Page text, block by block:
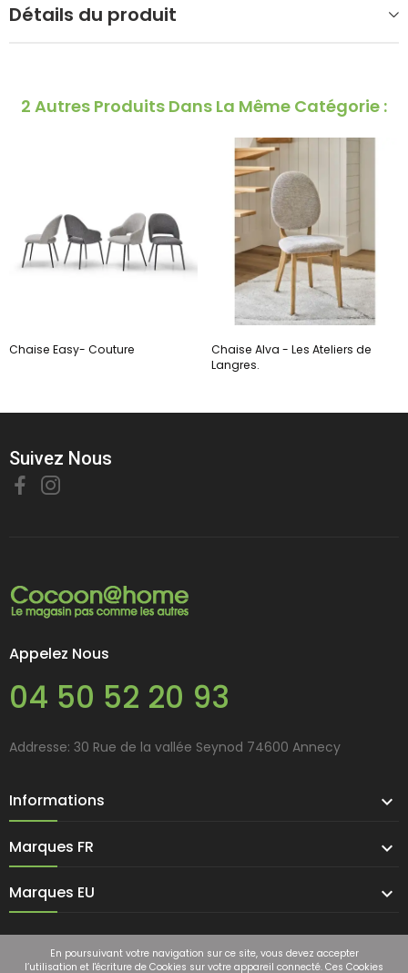
Détails du produit
2 Autres Produits Dans La Même Catégorie :
Chaise Easy- Couture
Chaise Alva - Les Ateliers de
Langres.
Suivez Nous
Appelez Nous
04 50 52 20 93
Addresse: 30 Rue de la vallée Seynod 74600 Annecy
Informations 
Marques FR 
Marques EU 
En poursuivant votre navigation sur ce site, vous devez accepter
l’utilisation et l'écriture de Cookies sur votre appareil connecté. Ces Cookies